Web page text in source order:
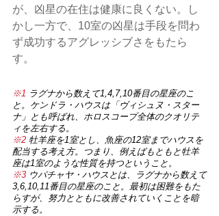
が、凶星の在住は健康に良くない。し
かし一方で、10室の凶星は手段を問わ
ず成功するアグレッシブさをもたら
す。
※1 ラグナから数えて1,4,7,10番目の星座のこ
と。ケンドラ・ハウスは「ヴィシュヌ・スター
ナ」とも呼ばれ、ホロスコープ全体のクオリテ
ィを左右する。
※2 牡羊座を1室とし、魚座の12室までハウスを
配当する考え方。つまり、例えばもともと牡羊
座は1室のような性質を持つということ。
※3 ウパチャヤ・ハウスとは、ラグナから数えて
3,6,10,11番目の星座のこと。最初は困難をもた
らすが、努力とともに改善されていくことを暗
示する。